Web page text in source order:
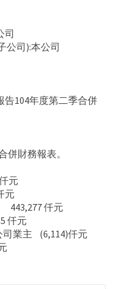
司
公司):本公司
告104年度第二季合併
併財務報表。
元
仟元
元
司業主 (6,114)仟元